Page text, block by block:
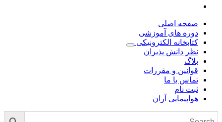
صفحه اصلی
دوره های آموزشی
کتابخانه الکترونیکی
نظر دانش پذیران
بلاگ
قوانین و مقررات
تماس با ما
ثبت نام
هواپیمایی آران